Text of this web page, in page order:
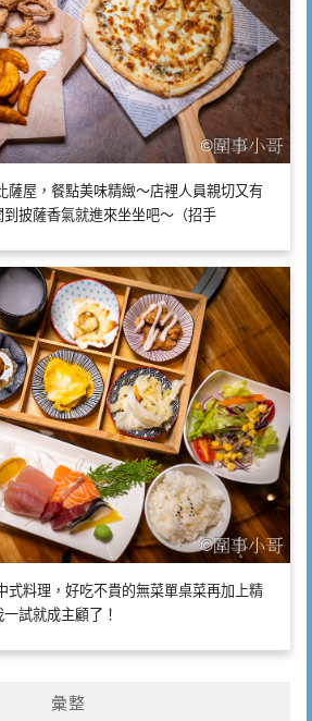
薩屋，餐點美味精緻～店裡人員親切又有
披薩香氣就進來坐坐吧～（招手
式料理，好吃不貴的無菜單桌菜再加上精
試就成主顧了！
彙整